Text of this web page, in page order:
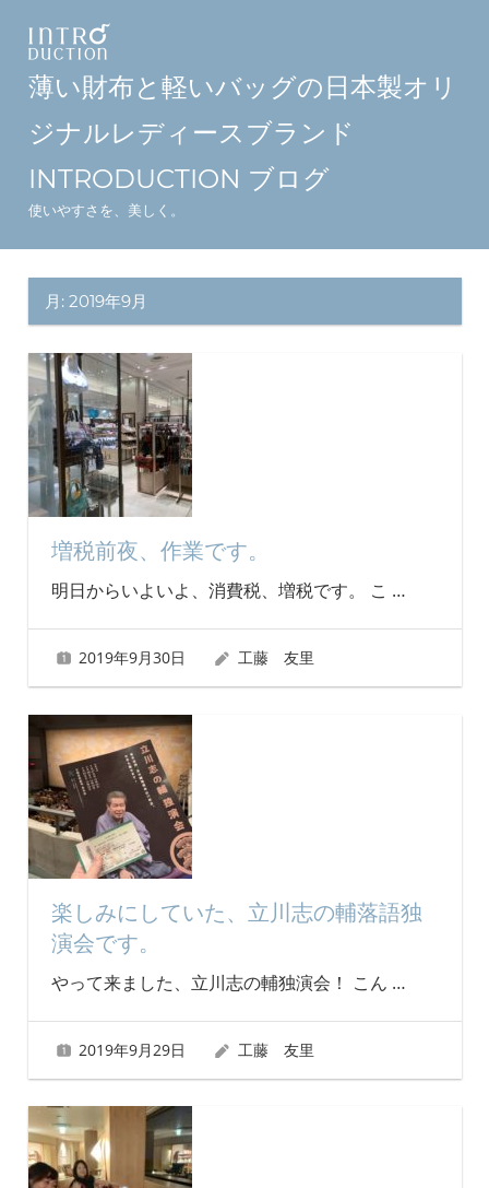
薄い財布と軽いバッグの日本製オリ
ジナルレディースブランド
INTRODUCTION ブログ
使いやすさを、美しく。
月: 2019年9月
増税前夜、作業です。
明日からいよいよ、消費税、増税です。 こ …
2019年9月30日 工藤 友里
楽しみにしていた、立川志の輔落語独
演会です。
やって来ました、立川志の輔独演会！ こん …
2019年9月29日 工藤 友里